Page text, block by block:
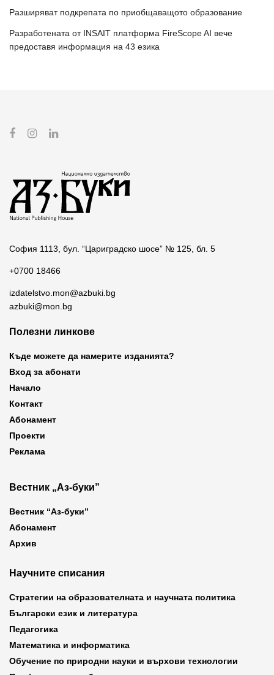
Разширяват подкрепата по приобщаващото образование
Разработената от INSAIT платформа FireScope AI вече
предоставя информация на 43 езика
София 1113, бул. “Цариградско шосе” № 125, бл. 5
+0700 18466
izdatelstvo.mon@azbuki.bg
azbuki@mon.bg
Полезни линкове
Къде можете да намерите изданията?
Вход за абонати
Начало
Контакт
Абонамент
Проекти
Реклама
Вестник „Аз-буки”
Вестник “Аз-буки”
Абонамент
Архив
Научните списания
Стратегии на образователната и научната политика
Български език и литература
Педагогика
Математика и информатика
Обучение по природни науки и върхови технологии